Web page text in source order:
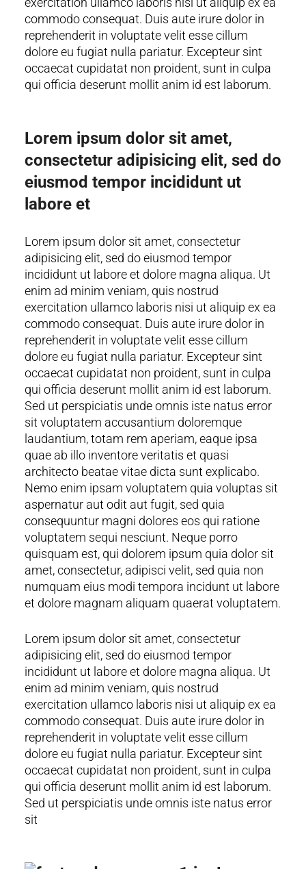
commodo consequat. Duis aute irure dolor in
reprehenderit in voluptate velit esse cillum
dolore eu fugiat nulla pariatur. Excepteur sint
occaecat cupidatat non proident, sunt in culpa
qui officia deserunt mollit anim id est laborum.
Lorem ipsum dolor sit amet,
consectetur adipisicing elit, sed do
eiusmod tempor incididunt ut
labore et
Lorem ipsum dolor sit amet, consectetur
adipisicing elit, sed do eiusmod tempor
incididunt ut labore et dolore magna aliqua. Ut
enim ad minim veniam, quis nostrud
exercitation ullamco laboris nisi ut aliquip ex ea
commodo consequat. Duis aute irure dolor in
reprehenderit in voluptate velit esse cillum
dolore eu fugiat nulla pariatur. Excepteur sint
occaecat cupidatat non proident, sunt in culpa
qui officia deserunt mollit anim id est laborum.
Sed ut perspiciatis unde omnis iste natus error
sit voluptatem accusantium doloremque
laudantium, totam rem aperiam, eaque ipsa
quae ab illo inventore veritatis et quasi
architecto beatae vitae dicta sunt explicabo.
Nemo enim ipsam voluptatem quia voluptas sit
aspernatur aut odit aut fugit, sed quia
consequuntur magni dolores eos qui ratione
voluptatem sequi nesciunt. Neque porro
quisquam est, qui dolorem ipsum quia dolor sit
amet, consectetur, adipisci velit, sed quia non
numquam eius modi tempora incidunt ut labore
et dolore magnam aliquam quaerat voluptatem.
Lorem ipsum dolor sit amet, consectetur
adipisicing elit, sed do eiusmod tempor
incididunt ut labore et dolore magna aliqua. Ut
enim ad minim veniam, quis nostrud
exercitation ullamco laboris nisi ut aliquip ex ea
commodo consequat. Duis aute irure dolor in
reprehenderit in voluptate velit esse cillum
dolore eu fugiat nulla pariatur. Excepteur sint
occaecat cupidatat non proident, sunt in culpa
qui officia deserunt mollit anim id est laborum.
Sed ut perspiciatis unde omnis iste natus error
sit